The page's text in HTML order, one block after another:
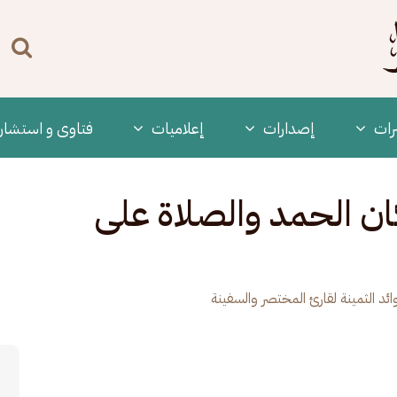
‫إصدارات إعلاميات فتاوى و
الثمينة - 2 | أركان الحمد والصلاة على
الثمينة لقارئ المختصر والسفينة